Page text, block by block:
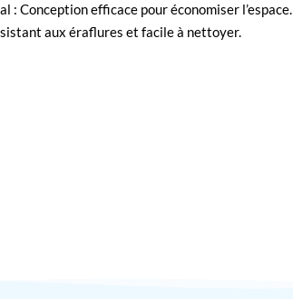
: Conception efficace pour économiser l’espace.
aux éraflures et facile à nettoyer.